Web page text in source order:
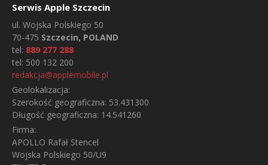
Serwis Apple Szczecin
ul. Wojska Polskiego 50
70-475 Szczecin, POLAND
tel: 889 277 288
tel: 500 132 200
redakcja@applemobile.pl
Geolokalizacja:
Szerokość geograficzna: 53.431300
Długość geograficzna: 14.541260
Firma:
APOLLO Rafał Stencel
Wojska Polskiego 50/U9